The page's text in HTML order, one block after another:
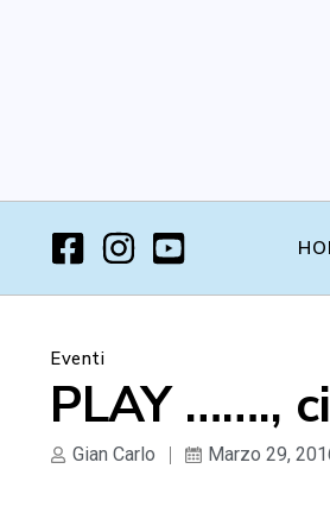
Eventi
PLAY …….,
Gian Carlo Marzo 29,